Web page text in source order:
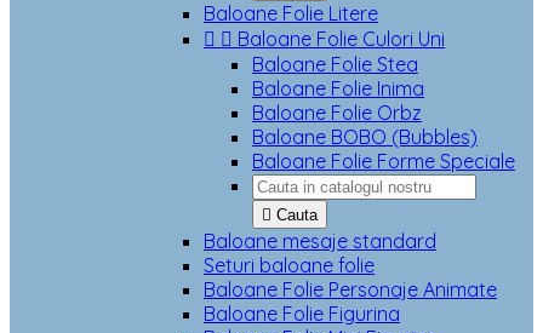
Baloane Folie Litere
  Baloane Folie Culori Uni
Baloane Folie Stea
Baloane Folie Inima
Baloane Folie Orbz
Baloane BOBO (Bubbles)
Baloane Folie Forme Speciale
 Cauta
Baloane mesaje standard
Seturi baloane folie
Baloane Folie Personaje Animate
Baloane Folie Figurina